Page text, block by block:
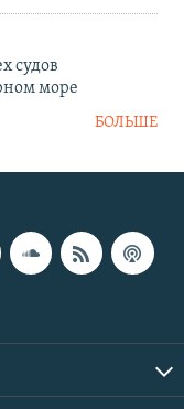
судов
море
БОЛЬШЕ